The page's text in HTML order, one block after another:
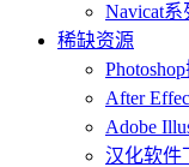
Navicat系
稀缺资源
After
Adobe
汉化软件